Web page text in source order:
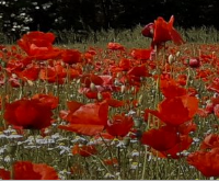
Salta
al
contenuto